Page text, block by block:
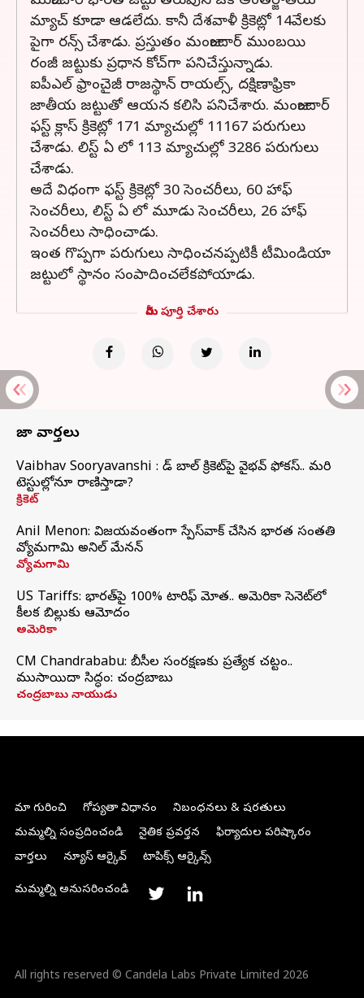
మ్యాచ్ కూడా ఆడలేదు. కానీ దేశవాళీ క్రికెట్లో 14వేలకు
పైగా రన్స్ చేశాడు. ప్రస్తుతం మంజుందార్ ముంబయి
రంజీ జట్టుకు ప్రధాన కోచ్‌గా పనిచేస్తున్నాడు.
ఐపీఎల్ ఫ్రాంచైజీ రాజస్థాన్ రాయల్స్, దక్షిణాఫ్రికా
జాతీయ జట్టుతో ఆయన కలిసి పనిచేశారు. మంజుందార్
ఫస్ట్ క్లాస్ క్రికెట్లో 171 మ్యాచుల్లో 11167 పరుగులు
చేశాడు. లిస్ట్ ఏ లో 113 మ్యాచుల్లో 3286 పరుగులు
చేశాడు.
అదే విధంగా ఫస్ట్ క్రికెట్లో 30 సెంచరీలు, 60 హాఫ్
సెంచరీలు, లిస్ట్ ఏ లో మూడు సెంచరీలు, 26 హాఫ్
సెంచరీలు సాధించాడు.
ఇంత గొప్పగా పరుగులు సాధించనప్పటికీ టీమిండియా
జట్టులో స్థానం సంపాదించలేకపోయాడు.
మీరు పూర్తి చేశారు
తాజా వార్తలు
Vaibhav Sooryavanshi : రెడ్ బాల్ క్రికెట్‌పై వైభవ్ ఫోకస్.. మరి
టెస్టుల్లోనూ రాణిస్తాడా?
క్రికెట్
Anil Menon: విజయవంతంగా స్పేస్‌వాక్‌ చేసిన భారత సంతతి
వ్యోమగామి అనిల్‌ మేనన్
వ్యోమగామి
US Tariffs: భారత్‌పై 100% టారిఫ్‌ మోత.. అమెరికా సెనెట్‌లో
కీలక బిల్లుకు ఆమోదం
అమెరికా
CM Chandrababu: బీసీల సంరక్షణకు ప్రత్యేక చట్టం..
ముసాయిదా సిద్ధం: చంద్రబాబు
చంద్రబాబు నాయుడు
మా గురించి గోప్యతా విధానం
నిబంధనలు & షరతులు
మమ్మల్ని సంప్రదించండి
నైతిక ప్రవర్తన
ఫిర్యాదుల పరిష్కారం
వార్తలు
న్యూస్ ఆర్కైవ్ టాపిక్స్ ఆర్కైవ్స్
మమ్మల్ని అనుసరించండి
All rights reserved © Candela Labs Private Limited 2026